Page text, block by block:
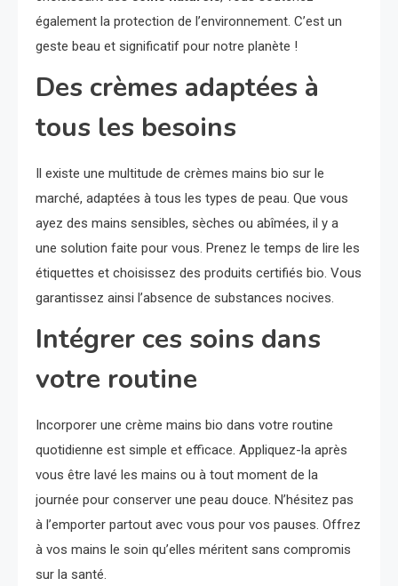
également la protection de l’environnement. C’est un
geste beau et significatif pour notre planète !
Des crèmes adaptées à
tous les besoins
Il existe une multitude de crèmes mains bio sur le
marché, adaptées à tous les types de peau. Que vous
ayez des mains sensibles, sèches ou abîmées, il y a
une solution faite pour vous. Prenez le temps de lire les
étiquettes et choisissez des produits certifiés bio. Vous
garantissez ainsi l’absence de substances nocives.
Intégrer ces soins dans
votre routine
Incorporer une crème mains bio dans votre routine
quotidienne est simple et efficace. Appliquez-la après
vous être lavé les mains ou à tout moment de la
journée pour conserver une peau douce. N’hésitez pas
à l’emporter partout avec vous pour vos pauses. Offrez
à vos mains le soin qu’elles méritent sans compromis
sur la santé.